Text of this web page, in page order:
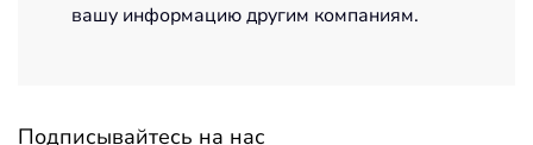
вашу информацию другим компаниям.
Подписывайтесь на нас